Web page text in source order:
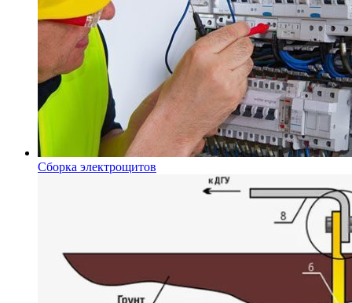
Сборка электрощитов